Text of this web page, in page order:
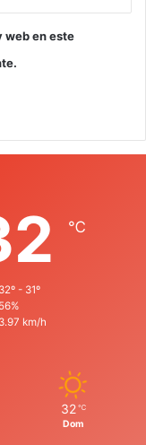
web en este
℃
32º - 31º
56%
3.97 km/h
32 ℃
Dom